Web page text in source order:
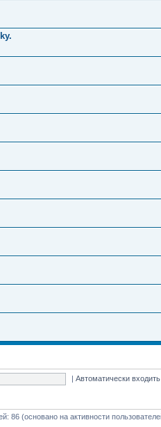
|Автоматически
86 (основано на активности